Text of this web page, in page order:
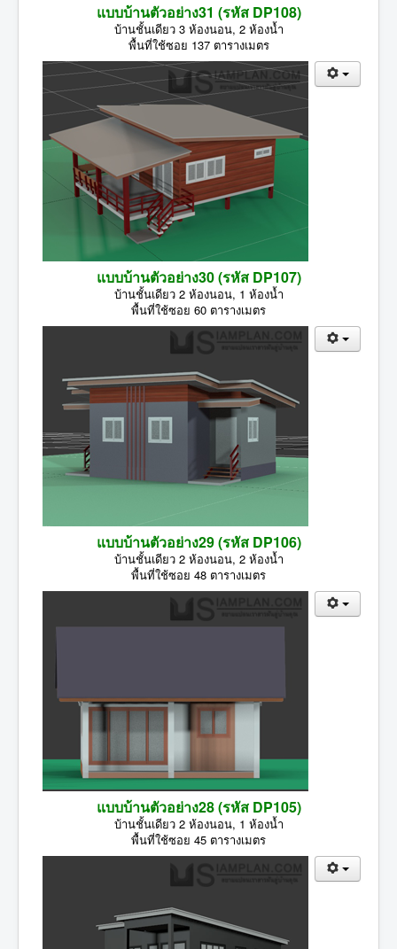
แบบบ้านตัวอย่าง31 (รหัส DP108)
บ้านชั้นเดียว 3 ห้องนอน, 2 ห้องน้ำ
พื้นที่ใช้ซอย 137 ตารางเมตร
แบบบ้านตัวอย่าง30 (รหัส DP107)
บ้านชั้นเดียว 2 ห้องนอน, 1 ห้องน้ำ
พื้นที่ใช้ซอย 60 ตารางเมตร
แบบบ้านตัวอย่าง29 (รหัส DP106)
บ้านชั้นเดียว 2 ห้องนอน, 2 ห้องน้ำ
พื้นที่ใช้ซอย 48 ตารางเมตร
แบบบ้านตัวอย่าง28 (รหัส DP105)
บ้านชั้นเดียว 2 ห้องนอน, 1 ห้องน้ำ
พื้นที่ใช้ซอย 45 ตารางเมตร